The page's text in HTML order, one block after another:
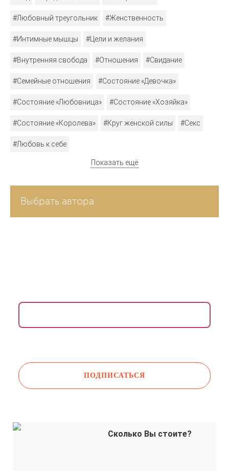
#Любовный треугольник #Женственность
#Интимные мышцы #Цели и желания
#Внутренняя свобода #Отношения #Свидание
#Семейные отношения #Состояние «Девочка»
#Состояние «Любовница» #Состояние «Хозяйка»
#Состояние «Королева» #Круг женской силы #Секс
#Любовь к себе
Показать ещё
Выбрать автора
Сколько Вы стоите?